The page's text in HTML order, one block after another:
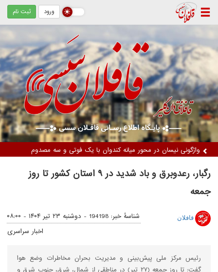
ورود ثبت نام
دستگیری دو زن متهم / کشف ۵ کیلوگرم مواد مخدر از نوع تریاک
رگبار، رعدوبرق و باد شدید در ۹ استان کشور تا روز
جمعه
قافلان شناسهٔ خبر: 194198 -
دوشنبه ۲۳ تیر ۱۴۰۴ - ۰۸:۰۰
اخبار سراسری
رئیس مرکز ملی پیش‌بینی و مدیریت بحران مخاطرات وضع هوا
گفت: تا روز جمعه (۲۷ تیر) در مناطقی از شمال، شرق، جنوب شرق و